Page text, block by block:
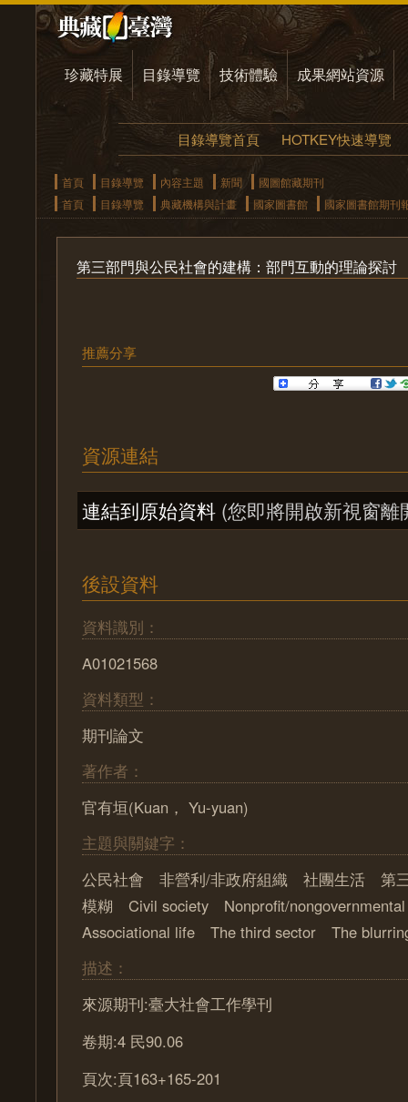
珍藏特展 目錄導覽 技術體驗 成果網站資源
目錄導覽首頁 HOTKEY快速導覽
首頁 目錄導覽 內容主題 新聞
國圖館藏期刊
首頁
目錄導覽 典藏機構與計畫 國家圖書館 國家圖書館期刊
第三部門與公民社會的建構：部門互動的理論探討
推薦分享
資源連結
連結到原始資料 (您即將開啟新視窗離
後設資料
資料識別：
A01021568
資料類型：
期刊論文
著作者：
官有垣(Kuan， Yu-yuan)
主題與關鍵字：
公民社會 非營利/非政府組織 社團生活 第
模糊 Civil society Nonprofit/
Associational life The third sector The
描述：
來源期刊:臺大社會工作學刊
卷期:4 民90.06
頁次:頁163+165-201